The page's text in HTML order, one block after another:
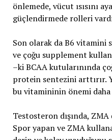
önlemede, vücut ısısını
güçlendirmede rolleri
Son olarak da B6 vitamini
ve çoğu supplement
–ki BCAA kutularınında
protein sentezini arttırır.
bu vitamininin önemi
Testosteron dışında,
Spor yapan ve ZMA